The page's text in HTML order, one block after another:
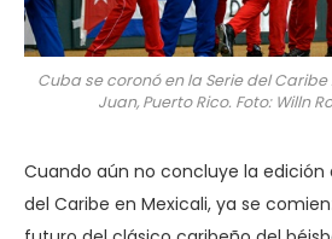
Cuba se coronó en la Serie del
Juan, Puerto Rico. Foto: Willn
Cuando aún no concluye la edición
del Caribe en Mexicali, ya se